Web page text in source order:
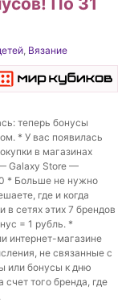
, Вязание
теперь бонусы
* У вас появилась
в магазинах
Galaxy Store —
* Больше не нужно
где и когда
в сетях этих 7 брендов
= 1 рубль. *
интернет-магазине
не связанные с
или бонусы к дню
того бренда, где